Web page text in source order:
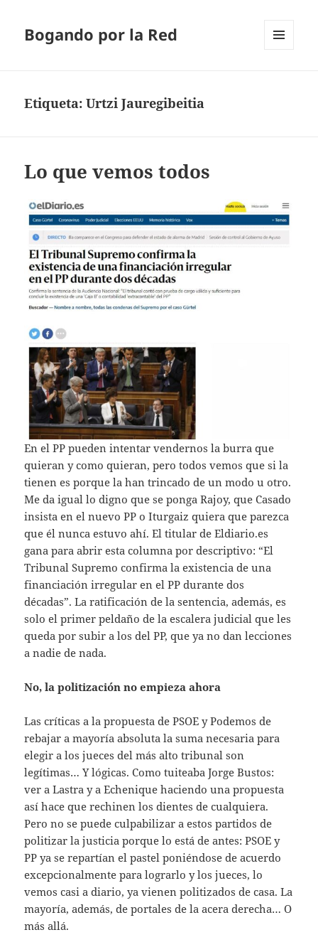
Bogando por la Red
Etiqueta:Urtzi Jauregibeitia
Lo que vemos todos
En el PP pueden intentar vendernos la burra que
quieran y como quieran, pero todos vemos que si la
tienen es porque la han trincado de un modo u otro.
Me da igual lo digno que se ponga Rajoy, que Casado
insista en el nuevo PP o Iturgaiz quiera que parezca
que él nunca estuvo ahí. El titular de Eldiario.es
gana para abrir esta columna por descriptivo: “El
Tribunal Supremo confirma la existencia de una
financiación irregular en el PP durante dos
décadas”. La ratificación de la sentencia, además, es
solo el primer peldaño de la escalera judicial que les
queda por subir a los del PP, que ya no dan lecciones
a nadie de nada.
No, la politización no empieza ahora
Las críticas a la propuesta de PSOE y Podemos de
rebajar a mayoría absoluta la suma necesaria para
elegir a los jueces del más alto tribunal son
legítimas… Y lógicas. Como tuiteaba Jorge Bustos:
ver a Lastra y a Echenique haciendo una propuesta
así hace que rechinen los dientes de cualquiera.
Pero no se puede culpabilizar a estos partidos de
politizar la justicia porque lo está de antes: PSOE y
PP ya se repartían el pastel poniéndose de acuerdo
excepcionalmente para lograrlo y los jueces, lo
vemos casi a diario, ya vienen politizados de casa. La
mayoría, además, de portales de la acera derecha… O
más allá.